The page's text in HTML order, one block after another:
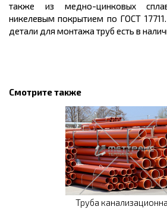
также из медно-цинковых
никелевым покрытием по ГОСТ
детали для монтажа труб есть в
Смотрите также
Труба